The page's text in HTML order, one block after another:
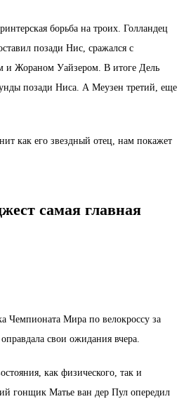
борьба на троих. Голландец
позади Нис, сражался с
и Жораном Уайзером. В итоге Дель
позади Ниса. А Меузен третий, еще
как его звездный отец, нам покажет
самая главная
Чемпионата Мира по велокроссу за
свои ожидания вчера.
как физического, так и
гонщик Матье ван дер Пул опередил